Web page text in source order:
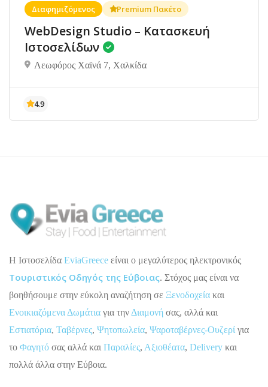
Διαφημιζόμενος Premium Πακέτο
WebDesign Studio – Κατασκευή
Ιστοσελίδων
Λεωφόρος Χαϊνά 7, Χαλκίδα
H Ιστοσελίδα EviaGreece είναι ο μεγαλύτερος ηλεκτρονικός
Τουριστικός Οδηγός της Εύβοιας. Στόχος μας είναι να
βοηθήσουμε στην εύκολη αναζήτηση σε Ξενοδοχεία και
Ενοικιαζόμενα Δωμάτια για την Διαμονή σας, αλλά και
Εστιατόρια, Ταβέρνες, Ψητοπωλεία, Ψαροταβέρνες-Ουζερί για
το Φαγητό σας αλλά και Παραλίες, Αξιοθέατα, Delivery και
πολλά άλλα στην Εύβοια.